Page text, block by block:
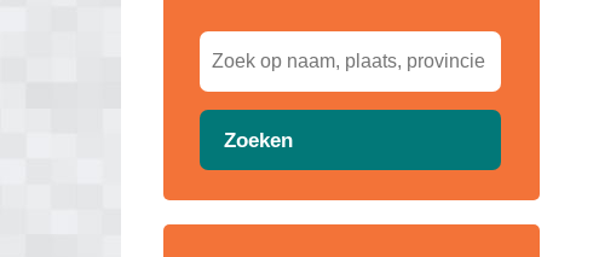
Zoeken